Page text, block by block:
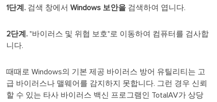
1단계. 검색 창에서Windows 보안을 검색하여 엽니다.
2단계. "바이러스 및 위협 보호"로 이동하여 컴퓨터를 검사합
니다.
때때로 Windows의 기본 제공 바이러스 방어 유틸리티는 고
급 바이러스나 맬웨어를 감지하지 못합니다. 그런 경우 신뢰
할 수 있는 타사 바이러스 백신 프로그램인 TotalAV가 상당